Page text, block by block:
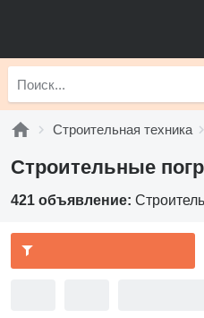
Строительная техника
Строительные
421 объявление: